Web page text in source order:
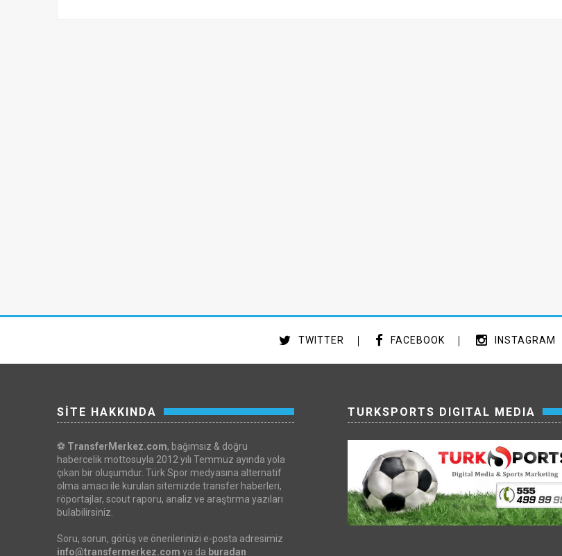
TWITTER FACEBOOK INSTAGRAM
SİTE HAKKINDA
⚽ TransferMerkez.com, bağımsız & doğru
habercelik mottosuyla 2012 yılı Temmuz ayında yola
çıkan bir oluşumdur. Türk Spor medyasına alternatif
olma amacı ile kurulan sitemizde transfer haberleri,
röportajlar, scout raporu, analiz ve araştırma yazıları
bulabilirsiniz.
Soru, sorun, görüş ve önerilerinizi e-posta adresimiz
info@transfermerkez.com ya da buradan
TURKSPORTS DIGITAL MEDIA